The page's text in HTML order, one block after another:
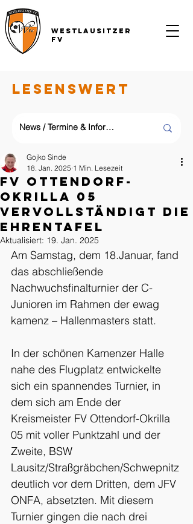
Westlausitzer
FV
LESENSWERT
FV Ottendorf-
Okrilla 05
vervollständigt die
Ehrentafel
Gojko Sinde
18. Jan. 2025 1 Min. Lesezeit
Aktualisiert: 19. Jan. 2025
Am Samstag, dem 18.Januar, fand
das abschließende
Nachwuchsfinalturnier der C-
Junioren im Rahmen der ewag
kamenz – Hallenmasters statt.
In der schönen Kamenzer Halle
nahe des Flugplatz entwickelte
sich ein spannendes Turnier, in
dem sich am Ende der
Kreismeister FV Ottendorf-Okrilla
05 mit voller Punktzahl und der
Zweite, BSW
Lausitz/Straßgräbchen/Schwepnitz
deutlich vor dem Dritten, dem JFV
ONFA, absetzten. Mit diesem
Turnier gingen die nach drei